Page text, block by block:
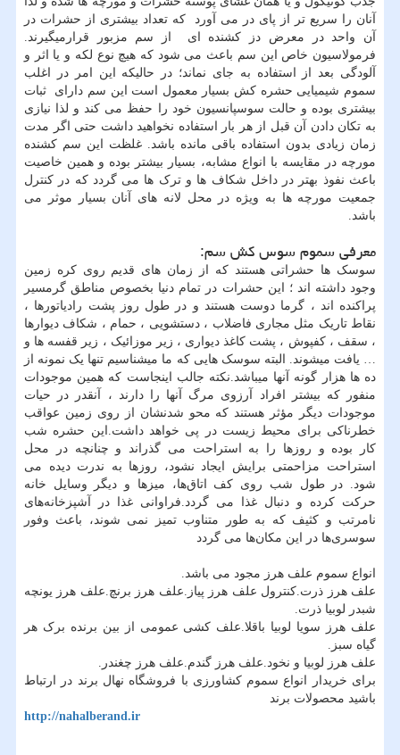
آنان را سریع تر از پای در می آورد که تعداد بیشتری از حشرات در
آن واحد در معرض دز کشنده ای از سم مزبور قرارمیگیرند.
فرمولاسیون خاص این سم باعث می شود که هیچ نوع لکه و یا اثر و
آلودگی بعد از استفاده به جای نماند؛ در حالیکه این امر در اغلب
سموم شیمیایی حشره کش بسیار معمول است این سم دارای ثبات
بیشتری بوده و حالت سوسپانسیون خود را حفظ می کند و لذا نیازی
به تکان دادن آن قبل از هر بار استفاده نخواهید داشت حتی اگر مدت
زمان زیادی بدون استفاده باقی مانده باشد. غلظت این سم کشنده
مورچه در مقایسه با انواع مشابه، بسیار بیشتر بوده و همین خاصیت
باعث نفوذ بهتر در داخل شکاف ها و ترک ها می گردد که در کنترل
جمعیت مورچه ها به ویژه در محل لانه های آنان بسیار موثر می
باشد.
معرفی سموم سوس کش سم:
سوسک ها حشراتی هستند که از زمان های قدیم روی کره زمین
وجود داشته اند ؛ این حشرات در تمام دنیا بخصوص مناطق گرمسیر
پراکنده اند ، گرما دوست هستند و در طول روز پشت رادیاتورها ،
نقاط تاریک مثل مجاری فاضلاب ، دستشویی ، حمام ، شکاف دیوارها
، سقف ، کفپوش ، پشت کاغذ دیواری ، زیر موزائیک ، زیر قفسه ها و
… یافت میشوند. البته سوسک هایی که ما میشناسیم تنها یک نمونه از
ده ها هزار گونه آنها میباشد.نکته جالب اینجاست که همین موجودات
منفور که بیشتر افراد آرزوی مرگ آنها را دارند ، آنقدر در حیات
موجودات دیگر مؤثر هستند که محو شدنشان از روی زمین عواقب
خطرناکی برای محیط زیست در پی خواهد داشت.این حشره شب
کار بوده و روزها را به استراحت می ‌گذراند و چنانچه در محل
استراحت مزاحمتی برایش ایجاد نشود، روزها به ندرت دیده می
‌شود. در طول شب روی کف اتاق‌ها، میزها و دیگر وسایل خانه
حرکت کرده و دنبال غذا می ‌گردد.فراوانی غذا در آشپزخانه‌های
نامرتب و کثیف که به طور متناوب تمیز نمی ‌شوند، باعث وفور
سوسری‌ها در این مکان‌ها می‌ گردد
انواع سموم علف هرز مجود می باشد.
علف هرز ذرت.کنترول علف هرز پیاز.علف هرز برنچ.علف هرز یونچه
شبدر لوبیا ذرت.
علف هرز سویا لوبیا باقلا.علف کشی عمومی از بین برنده برک هر
گیاه سبز.
علف هرز لوبیا و نخود.علف هرز گندم.علف هرز چغندر.
برای خریدار انواع سموم کشاورزی با فروشگاه نهال برند در ارتباط
باشید محصولات برند
http://nahalberand.ir